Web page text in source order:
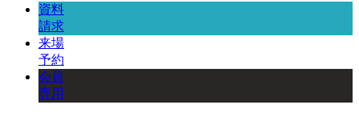
資料
請求
来場
予約
会員
専用